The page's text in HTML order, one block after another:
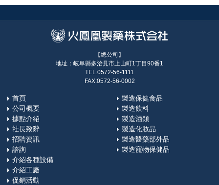
【總公司】
地址：岐阜縣多治見市上山町1丁目90番1
TEL:0572-56-1111
FAX:0572-56-0002
首頁
公司概要
據點介紹
社長致辭
招聘資訊
諮詢
製造保健食品
製造飲料
製造酒類
製造化妝品
製造醫藥部外品
製造寵物保健品
介紹各種設備
介紹工廠
促銷活動